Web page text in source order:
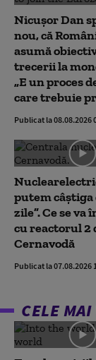
Nicușor Dan
nou, că
asumă
trecerii la
„E un proces
care trebuie
Publicat la 08.08.2026
putem
zile”. Ce se va
cu reactorul 2
Cernavodă
Publicat la 07.08.2026
CELE